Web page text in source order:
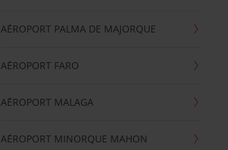
AÉROPORT PALMA DE MAJORQUE
AÉROPORT FARO
AÉROPORT MALAGA
AÉROPORT MINORQUE MAHON